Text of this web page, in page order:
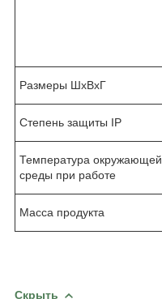
Размеры ШхВхГ
Степень защиты IP
Температура окружающей
среды при работе
Масса продукта
Скрыть